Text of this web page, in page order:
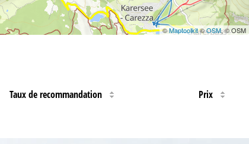
©Maptoolkit©OSM, © OSM
Taux de recommandation Prix